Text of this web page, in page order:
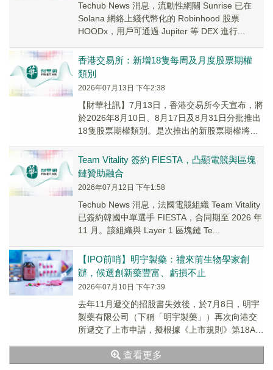
Techub News 消息，流動性網關 Sunrise 已在
Solana 網絡上綫代幣化的 Robinhood 股票
HOODx，用戶可通過 Jupiter 等 DEX 進行...
香港交易所：新增18隻每周及月度股票期權
類別
2026年07月13日 下午2:38
【財華社訊】7月13日，香港交易所今天宣布，將
於2026年8月10日、8月17日及8月31日分批推出
18隻股票期權類別。是次推出的新股票期權將於
Team Vitality 簽約 FIESTA，凸顯電競與區塊
鏈贊助融合
2026年07月12日 下午1:58
Techub News 消息，法國電競組織 Team Vitality
已簽約韓國中單選手 FIESTA，合同期至 2026 年
11 月。該組織與 Layer 1 區塊鏈 Te...
【IPO前哨】明宇製藥：禮來前生物學家創
辦，候選創新藥豐富、虧損不止
2026年07月10日 下午7:39
去年11月遞交的招股書失效後，於7月8日，明宇
製藥有限公司（下稱「明宇製藥」）再次向港交
所遞交了上市申請，擬根據《上市規則》第18A章
查看更多